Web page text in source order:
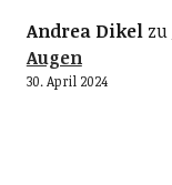
Andrea Dikelzu
Augen
30. April 2024